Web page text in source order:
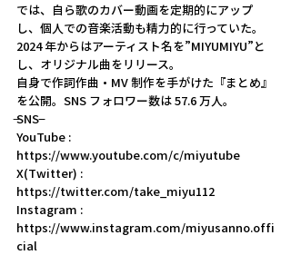
では、自ら歌のカバー動画を定期的にアップ
し、個人での音楽活動も精力的に行っていた。
2024 年からはアーティスト名を”MIYUMIYU”と
し、オリジナル曲をリリース。
自身で作詞作曲・MV 制作を手がけた『まとめ』
を公開。SNS フォロワー数は 57.6 万人。
̶̶SNS ̶̶̶
YouTube :
https://www.youtube.com/c/miyutube
X(Twitter) :
https://twitter.com/take_miyu112
Instagram :
https://www.instagram.com/miyusanno.offi
cial